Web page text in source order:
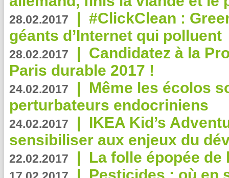
28.02.2017 | #ClickClean :
géants d’Internet qui polluent
28.02.2017 | Candidatez à la
Paris durable 2017 !
24.02.2017 | Même les écolos
perturbateurs endocriniens
24.02.2017 | IKEA Kid’s
sensibiliser aux enjeux du
22.02.2017 | La folle épopée de